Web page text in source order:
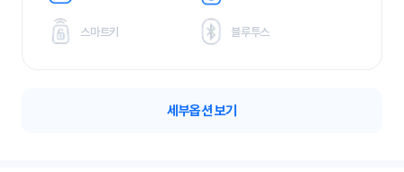
스마트키 블루투스
세부옵션 보기